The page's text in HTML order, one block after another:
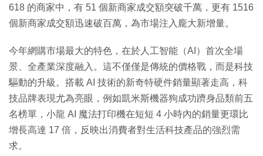
618 的商家中，有 51 個新商家成交額突破千萬，更有 1516
個新商家成交額迅速破百萬，為市場注入龐大新增量。
今年網購市場最大的特色，在於人工智能（AI）首次全場
景、全產業深度融入。這不僅僅是傳統的價格戰，而是科技
驅動的升級。搭載 AI 技術的新奇特硬件銷量顯著走高，科
技品牌表現尤為亮眼，例如凱米斯機器狗成功躋身品類前五
名榜單，小龍 AI 魔法打印機在短短 4 小時內的銷量更環比
增長高達 17 倍，反映出消費者對生活科技產品的強烈需
求。